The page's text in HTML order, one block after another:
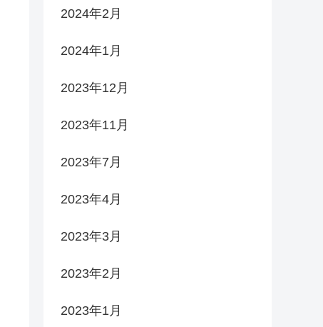
2024年2月
2024年1月
2023年12月
2023年11月
2023年7月
2023年4月
2023年3月
2023年2月
2023年1月